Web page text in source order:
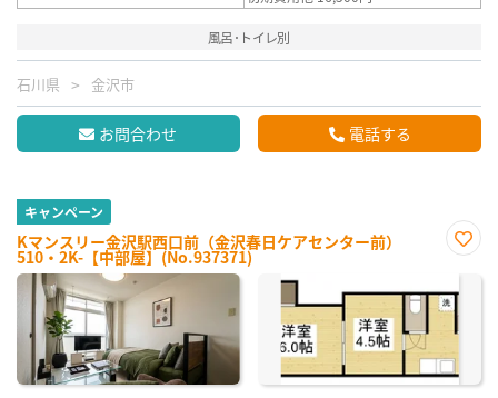
風呂･トイレ別
石川県 金沢市
お問合わせ 電話する
キャンペーン
Kマンスリー金沢駅西口前（金沢春日ケアセンター前）
510・2K-【中部屋】(No.937371)
に入
り登
録